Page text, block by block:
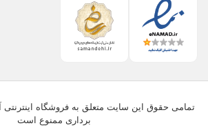
تمامی حقوق این سایت متعلق به فروشگاه اینترنتی
برداری ممنوع است